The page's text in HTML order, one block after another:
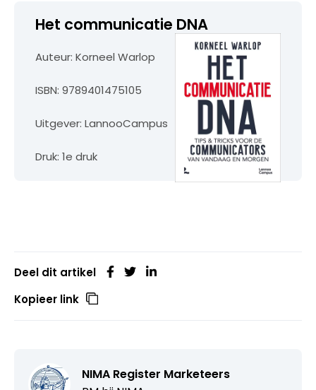
Het communicatie DNA
Auteur: Korneel Warlop
ISBN: 9789401475105
Uitgever: LannooCampus
Druk: 1e druk
Deel dit artikel
Kopieer link
NIMA Register Marketeers